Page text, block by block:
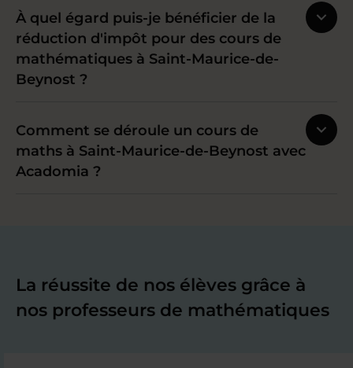
À quel égard puis-je bénéficier de la
réduction d'impôt pour des cours de
mathématiques à Saint-Maurice-de-
Beynost ?
Comment se déroule un cours de
maths à Saint-Maurice-de-Beynost avec
Acadomia ?
La réussite de nos élèves grâce à
nos professeurs de mathématiques